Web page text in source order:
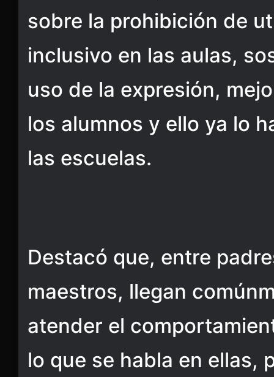
sobre la prohibición de
inclusivo en las aulas,
uso de la expresión,
los alumnos y ello ya lo
las escuelas.
Destacó que, entre
maestros, llegan
atender el
lo que se habla en ellas,